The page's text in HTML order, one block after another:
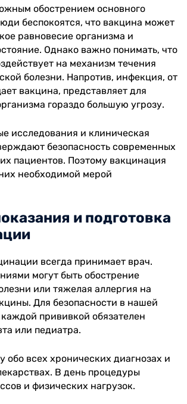
обострением основного
беспокоятся, что вакцина может
равновесие организма и
Однако важно понимать, что
на механизм течения
болезни. Напротив, инфекция, от
вакцина, представляет для
гораздо большую угрозу.
исследования и клиническая
безопасность современных
пациентов. Поэтому вакцинация
необходимой мерой
и подготовка
всегда принимает врач.
могут быть обострение
или тяжелая аллергия на
Для безопасности в нашей
прививкой обязателен
или педиатра.
обо всех хронических диагнозах и
В день процедуры
и физических нагрузок.